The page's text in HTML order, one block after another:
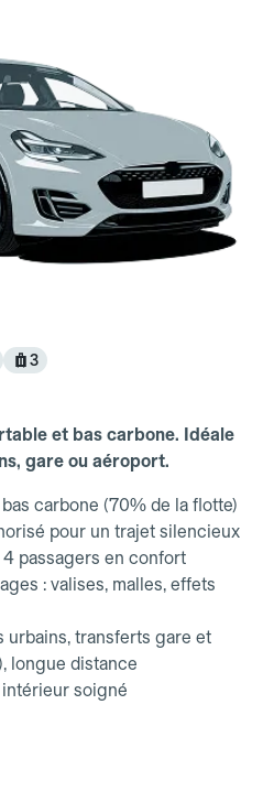
3
et bas carbone. Idéale
gare ou aéroport.
carbone (70% de la flotte)
pour un trajet silencieux
passagers en confort
: valises, malles, effets
urbains, transferts gare et
longue distance
soigné